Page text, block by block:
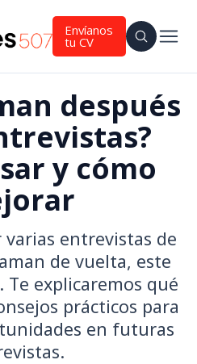
Envíanos
tu CV
después
y cómo
varias entrevistas de
de vuelta, este
explicaremos qué
prácticos para
en futuras